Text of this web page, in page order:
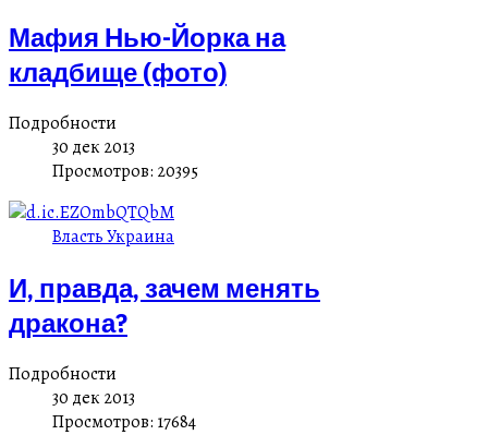
Мафия Нью-Йорка на
кладбище (фото)
Подробности
30 дек 2013
Просмотров: 20395
Власть Украина
И, правда, зачем менять
дракона?
Подробности
30 дек 2013
Просмотров: 17684